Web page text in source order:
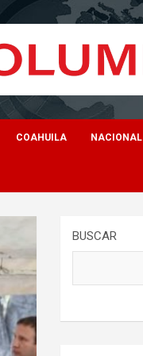
COAHUILA NACIONAL
BUSCAR